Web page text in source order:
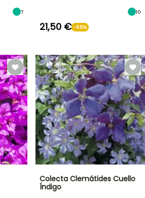
7 10
21,50 € -55%
Colecta Clemátides Cuello
Índigo